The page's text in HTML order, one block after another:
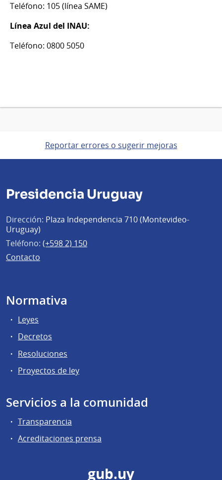
Teléfono: 105 (línea SAME)
Línea Azul del INAU:
Teléfono: 0800 5050
Reportar errores o sugerir mejoras
Presidencia Uruguay
Dirección: Plaza Independencia 710 (Montevideo-
Uruguay)
Teléfono: (+598 2) 150
Contacto
Normativa
Leyes
Decretos
Resoluciones
Proyectos de ley
Servicios a la comunidad
Transparencia
Acreditaciones prensa
gub.uy